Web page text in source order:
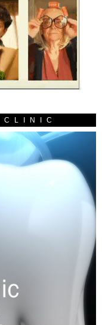
CLINIC